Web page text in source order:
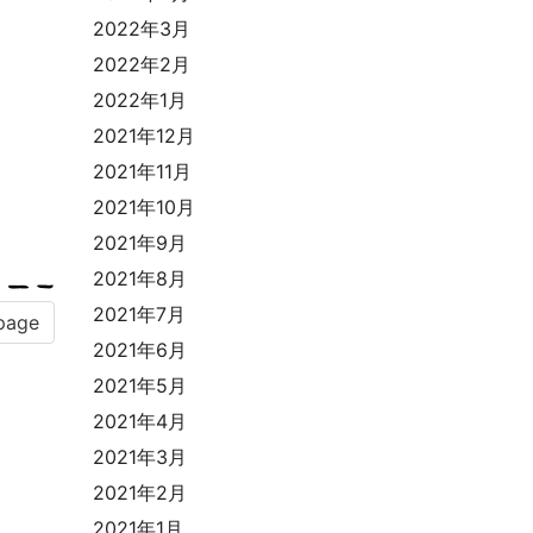
2022年3月
2022年2月
2022年1月
2021年12月
2021年11月
2021年10月
2021年9月
2021年8月
2021年7月
2021年6月
2021年5月
2021年4月
2021年3月
2021年2月
2021年1月